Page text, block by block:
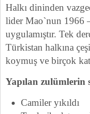
Halkı dininden
lider Mao`nun 1966 –
uygulamıştır. Tek
Türkistan halkına
koymuş ve birçok
Yapılan zulümlerin
Camiler yıkıldı